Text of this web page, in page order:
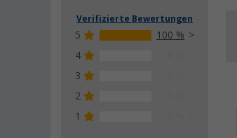
Verifizierte Bewertungen
5
100 %
4
3
2
1